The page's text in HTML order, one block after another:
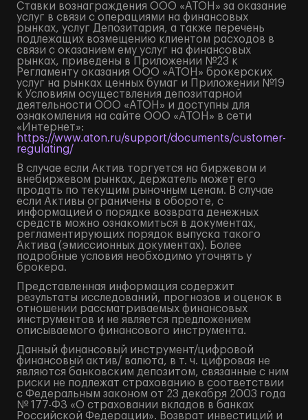
Ставки вознаграждения ООО «АТОН» за оказание
услуг в связи с операциями на финансовых
рынках, услуг Депозитария, а также перечень
подлежащих возмещению клиентом расходов в
связи с оказанием ему услуг на финансовых
рынках, приведены в Приложении №23 к
Регламенту оказания ООО «АТОН» брокерских
услуг на рынках ценных бумаг и Приложении №19
к Условиям осуществления депозитарной
деятельности ООО «АТОН» и доступны для
ознакомления на сайте ООО «АТОН» в сети
«Интернет»:
https://www.aton.ru/support/documents/customer-
regulating/
В случае если Актив торгуется на биржевом и
внебиржевом рынках, держатель может его
продать по текущим рыночным ценам. В случае
если Активы ограничены в обороте, с
информацией о порядке возврата денежных
средств можно ознакомиться в документах,
регламентирующих порядок выпуска такого
Актива (эмиссионных документах). Более
подробные условия необходимо уточнять у
брокера.
Представленная информация содержит
результаты исследований, прогнозов и оценок в
отношении рассматриваемых финансовых
инструментов и не является предложением
описываемого финансового инструмента.
Данный финансовый инструмент/цифровой
финансовый актив/ валюта, в т. ч. цифровая не
являются банковским депозитом, связанные с ним
риски не подлежат страхованию в соответствии
с Федеральным законом от 23 декабря 2003 года
№ 177-ФЗ «О страховании вкладов в банках
Российской Федерации». Возврат инвестиций и